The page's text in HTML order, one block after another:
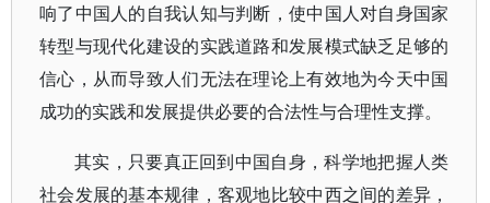
响了中国人的自我认知与判断，使中国人对自身国家
转型与现代化建设的实践道路和发展模式缺乏足够的
信心，从而导致人们无法在理论上有效地为今天中国
成功的实践和发展提供必要的合法性与合理性支撑。
其实，只要真正回到中国自身，科学地把握人类
社会发展的基本规律，客观地比较中西之间的差异，